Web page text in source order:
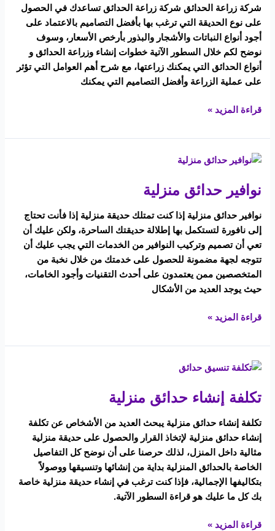
شركة زراعة الحدائق شركة زراعة الحدائق تساعدك في الحصول
على نوع الحديقة التي ترغب بها بأفضل التصاميم بالاعتماد على
أجود أنواع النباتات والأشجار والبذور بأرخص الأسعار، وسوف
نوضح لكم خلال السطور الآتية خطوات إنشاء وزراعة الحدائق و
أنواع الحدائق التي يمكنك زراعتها، مع شرح أهم العوامل التي تؤثر
على عملية الزراعة وأفضل التصاميم التي يمكنك
المنورة
قراءة المزيد »
نوافير حدائق منزلية
نوافير حدائق منزلية إذا كنت تمتلك حديقة منزلية إذا فأنت تحتاج
إلى نافورة لتستكمل بها إطلالة حديقتك الساحرة، ولكن عليك أن
تعي أن تصميم وتركيب النوافير من الخدمات التي يجب عليك أن
تتوجه لجهة مضمونة للحصول على خدمتك من خلال نخبة من
المتخصصين ممن يعتمدون على أحدث التقنيات وأجود الخامات،
حيث يوجد العديد من الأشكال
نوافير
منزلية
قراءة المزيد »
تكلفة إنشاء حدائق منزلية
تكلفة إنشاء حدائق منزلية يبحث العديد من الأشخاص عن تكلفة
إنشاء حدائق منزلية لإتخاذ القرار والحصول على حديقة منزلية
مثالية داخل المنزل، لذلك حرصنا على أن نوضح كل التفاصيل
الخاصة بالحدائق المنزلية بداية من إنشائها وتنسيقها ووصولاً
بتكاليفها الإجمالية، فإذا كنت ترغب في إنشاء حديقة منزلية خاصة
بك كل ما عليك هو قراءة السطور الآتية.
تكلفة
حدائق
قراءة المزيد »